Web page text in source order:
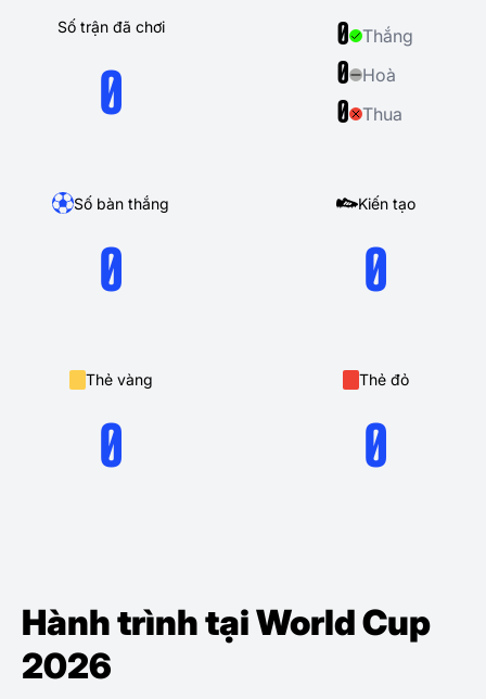
Số trận đã chơi
0
Số bàn thắng
0
Kiến tạo
0
Thẻ vàng
0
Thẻ đỏ
0
0 Thắng
0 Hoà
0 Thua
Hành trình tại World Cup
2026